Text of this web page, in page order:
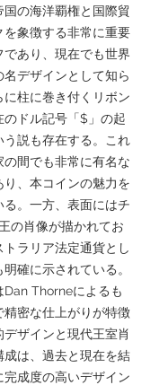
の海洋覇権と国際貿
を象徴する非常に重要
であり、現在でも世界
デザインとして知ら
柱に巻き付くリボン
のドル記号「$」の起
う説も存在する。これ
の間でも非常に有名な
り、本コインの魅力を
る。一方、表面にはチ
の肖像が描かれてお
トラリア法定通貨とし
確に示されている。
Dan Thorneによるも
精密な仕上がりが特徴
デザインと現代王室肖
成は、過去と現在を結
成度の高いデザイン